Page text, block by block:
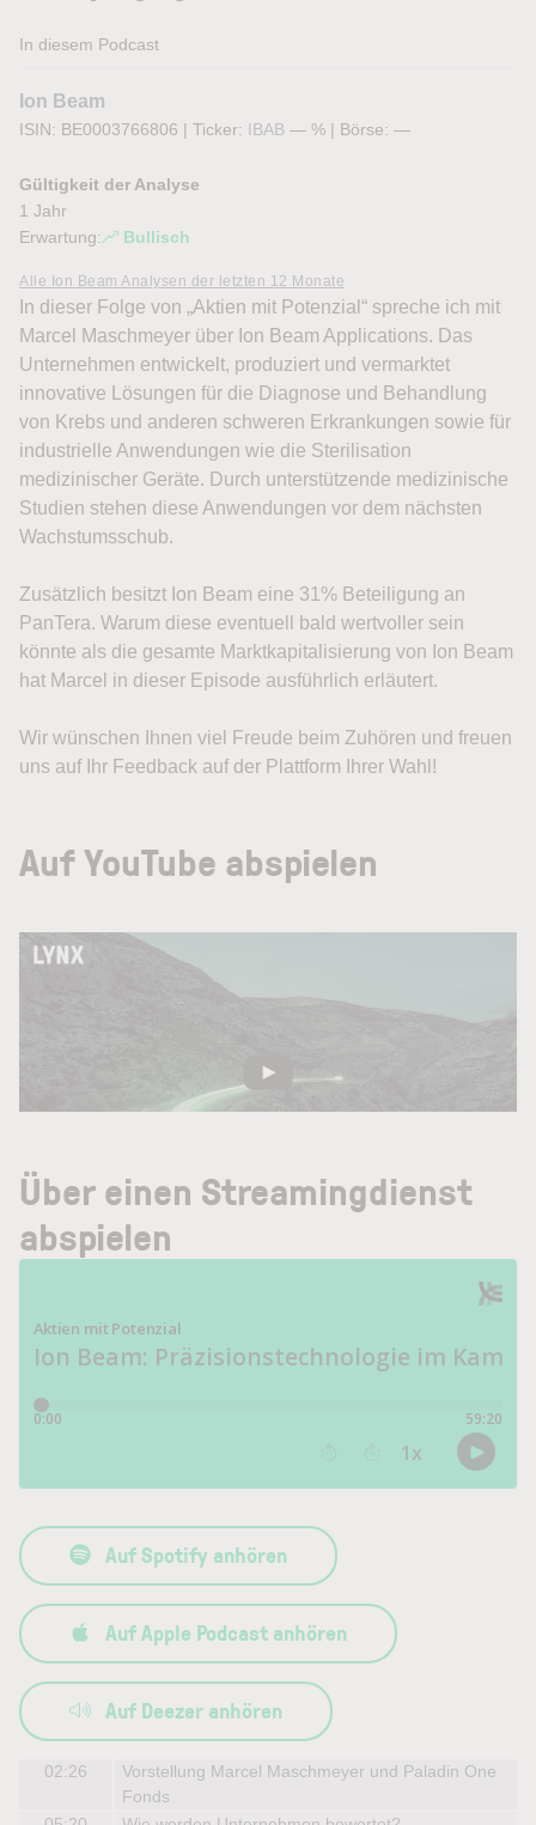
In diesem Podcast
Ion Beam
ISIN: BE0003766806 | Ticker: IBAB — % | Börse: —
Gültigkeit der Analyse
1 Jahr
Erwartung:
Bullisch
Alle Ion Beam Analysen der letzten 12 Monate
In dieser Folge von „Aktien mit Potenzial“ spreche ich mit
Marcel Maschmeyer über Ion Beam Applications. Das
Unternehmen entwickelt, produziert und vermarktet
innovative Lösungen für die Diagnose und Behandlung
von Krebs und anderen schweren Erkrankungen sowie für
industrielle Anwendungen wie die Sterilisation
medizinischer Geräte. Durch unterstützende medizinische
Studien stehen diese Anwendungen vor dem nächsten
Wachstumsschub.
Zusätzlich besitzt Ion Beam eine 31% Beteiligung an
PanTera. Warum diese eventuell bald wertvoller sein
könnte als die gesamte Marktkapitalisierung von Ion Beam
hat Marcel in dieser Episode ausführlich erläutert.
Wir wünschen Ihnen viel Freude beim Zuhören und freuen
uns auf Ihr Feedback auf der Plattform Ihrer Wahl!
Auf YouTube abspielen
Über einen Streamingdienst
abspielen
Auf Spotify anhören
Auf Apple Podcast anhören
Auf Deezer anhören
02:26
Vorstellung Marcel Maschmeyer und Paladin One
Fonds